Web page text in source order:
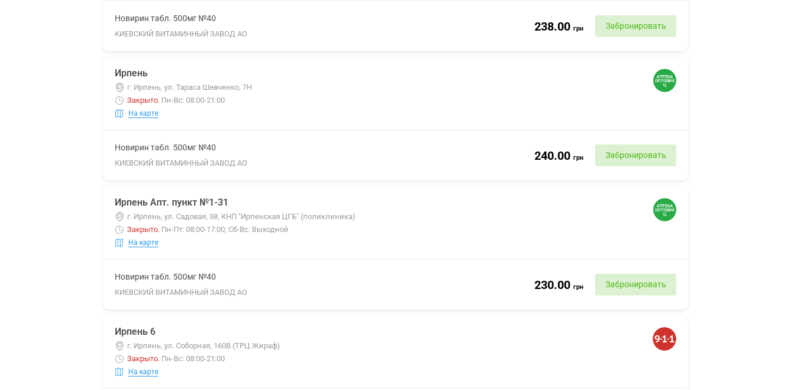
Новирин табл. 500мг №40
КИЕВСКИЙ ВИТАМИННЫЙ ЗАВОД АО
238.00 грн Забронировать
Ирпень
г. Ирпень, ул. Тараса Шевченко, 7Н
Закрыто. Пн-Вс: 08:00-21:00
На карте
Новирин табл. 500мг №40
КИЕВСКИЙ ВИТАМИННЫЙ ЗАВОД АО
240.00 грн Забронировать
Ирпень Апт. пункт №1-31
г. Ирпень, ул. Садовая, 38, КНП "Ирпенская ЦГБ" (поликлиника)
Закрыто. Пн-Пт: 08:00-17:00; Сб-Вс: Выходной
На карте
Новирин табл. 500мг №40
КИЕВСКИЙ ВИТАМИННЫЙ ЗАВОД АО
230.00 грн Забронировать
Ирпень 6
г. Ирпень, ул. Соборная, 160В (ТРЦ Жираф)
Закрыто. Пн-Вс: 08:00-21:00
На карте